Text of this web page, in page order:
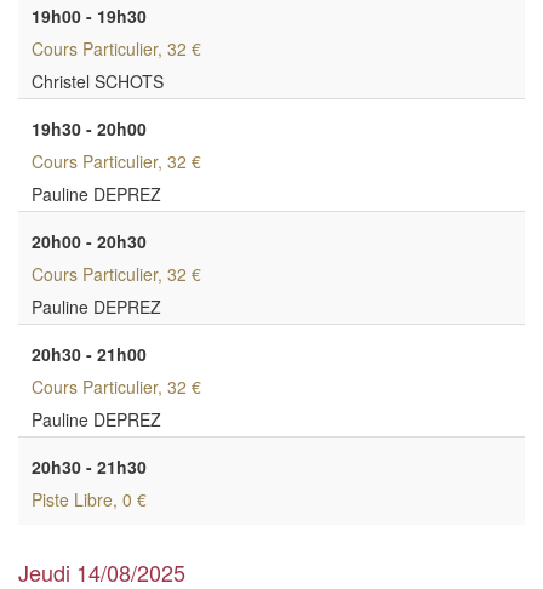
19h00 - 19h30
Cours Particulier, 32 €
Christel SCHOTS
19h30 - 20h00
Cours Particulier, 32 €
Pauline DEPREZ
20h00 - 20h30
Cours Particulier, 32 €
Pauline DEPREZ
20h30 - 21h00
Cours Particulier, 32 €
Pauline DEPREZ
20h30 - 21h30
Piste Libre, 0 €
Jeudi 14/08/2025